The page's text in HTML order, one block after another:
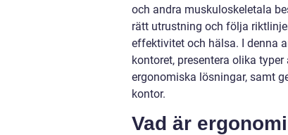
och andra muskuloskeletala
rätt utrustning och följa
effektivitet och hälsa. I denna
kontoret, presentera olika
ergonomiska lösningar, samt
kontor.
Vad är